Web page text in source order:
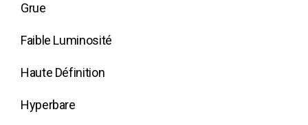
Grue
Faible Luminosité
Haute Définition
Hyperbare